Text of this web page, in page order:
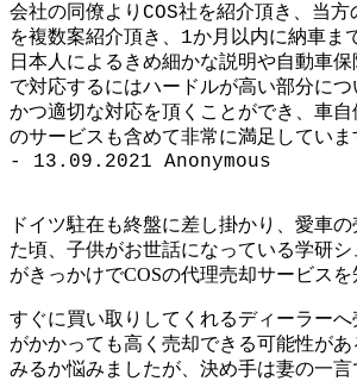
会社の同僚よりCOS社を紹介頂き、当
を複数案紹介頂き、1か月以内に納車ま
日本人によるきめ細かな説明や自動車
で対応するにはハードルが高い部分に
かつ適切な対応を頂くことができ、車
のサービスも含めて非常に満足していま
- 13.09.2021 Anonymous
ドイツ駐在も終盤に差し掛かり、愛車
た頃、子供がお世話になっている学研
がきっかけでCOSの代理売却サービスを
すぐに買い取りしてくれるディーラー
がかかっても高く売却できる可能性が
みるか悩みましたが、決め手は妻の一